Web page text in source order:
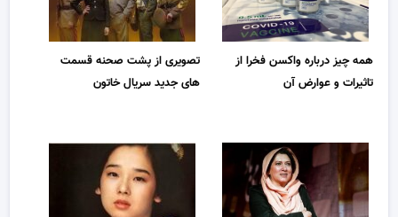
همه چیز درباره واکسن فخرا از
تاثیرات و عوارض آن
تصویری از پشت صحنه قسمت
های جدید سریال خاتون